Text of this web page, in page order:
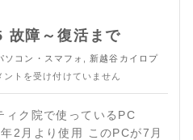
障～復活まで
ソコン・スマフォ
新越谷カイロプ
ントを受け付けていません
ィク院で使っているPC
2月より使用 このPCが7月